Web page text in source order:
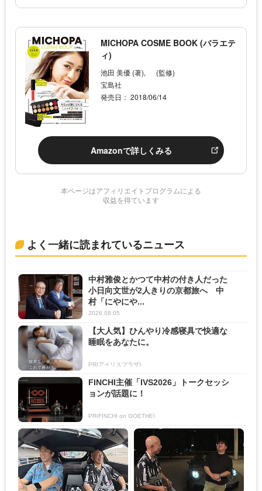
MICHOPA COSME BOOK (バラエテ
ィ)
池田 美優 (著), (監修)
宝島社
発売日： 2018/06/14
Amazonで詳しくみる
本ページはアフィリエイトプログラムによる
収益を得ています
よく一緒に読まれているニュース
中村雅俊とかつて中村の付き人だった
小日向文世が2人きりの京都旅へ 中
村「にやにや...
2026.08.05
【大人気】ひんやり冷感寝具で快適な
睡眠をあなたに。
PR(アイリスプラザ)
FINCHI主催「IVS2026」トークセッシ
ョンが話題に！
PR(FINCHI on GOETHE)